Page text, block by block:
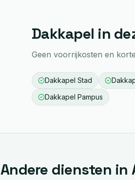
Dakkapel in
Geen voorrijkosten en
Dakkapel Stad
Dakkapel Pampus
Andere diensten in